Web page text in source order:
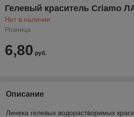
Гелевый краситель Criamo
Нет в наличии
Розница
6,80 руб.
Описание
Линека гелевых водорастворимых